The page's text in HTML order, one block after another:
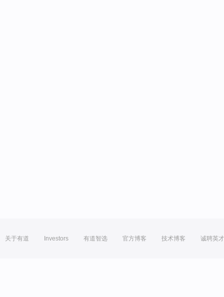
关于有道 Investors 有道智选 官方博客 技术博客 诚聘英才